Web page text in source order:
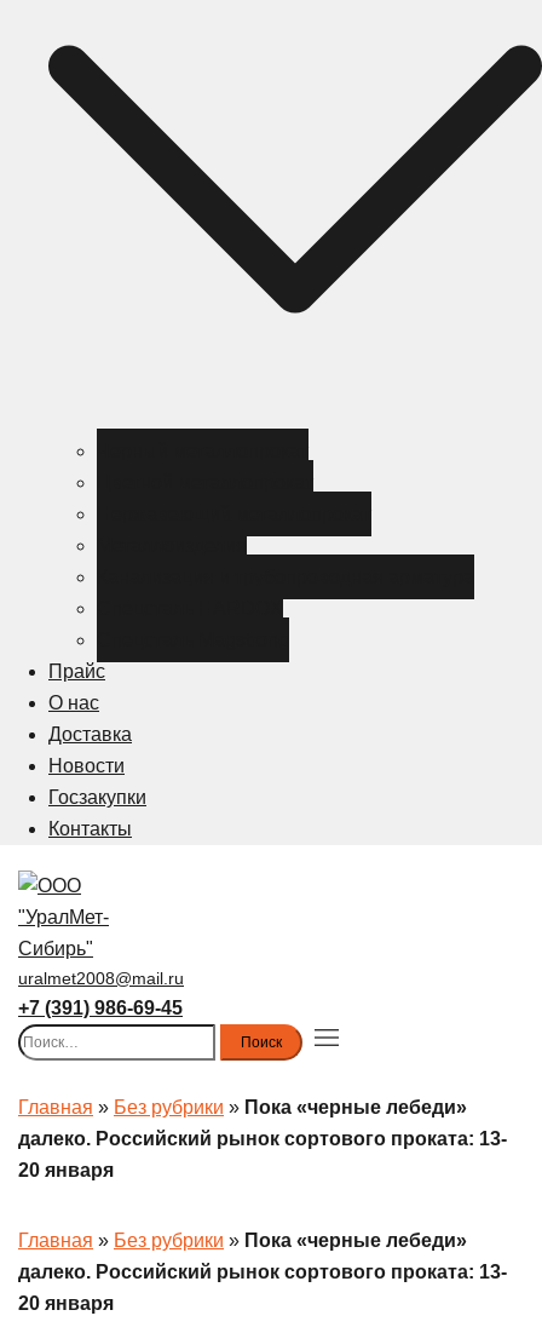
Прайс
О нас
Доставка
Новости
Госзакупки
Контакты
uralmet2008@mail.ru
+7 (391) 986-69-45
Найти:
Главная » Без рубрики » Пока «черные лебеди»
далеко. Российский рынок сортового проката: 13-
20 января
Главная » Без рубрики » Пока «черные лебеди»
далеко. Российский рынок сортового проката: 13-
20 января